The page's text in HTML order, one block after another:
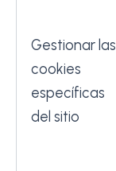
Gestionar las
cookies
específicas
del sitio